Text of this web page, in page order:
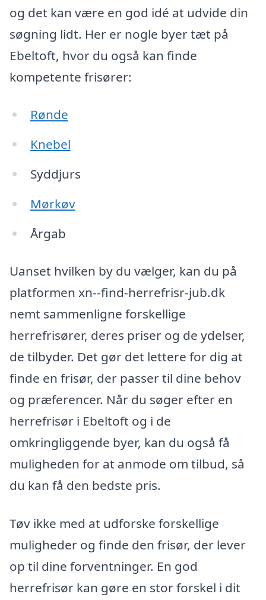
og det kan være en god idé at udvide din
søgning lidt. Her er nogle byer tæt på
Ebeltoft, hvor du også kan finde
kompetente frisører:
Rønde
Knebel
Syddjurs
Mørkøv
Årgab
Uanset hvilken by du vælger, kan du på
platformen xn--find-herrefrisr-jub.dk
nemt sammenligne forskellige
herrefrisører, deres priser og de ydelser,
de tilbyder. Det gør det lettere for dig at
finde en frisør, der passer til dine behov
og præferencer. Når du søger efter en
herrefrisør i Ebeltoft og i de
omkringliggende byer, kan du også få
muligheden for at anmode om tilbud, så
du kan få den bedste pris.
Tøv ikke med at udforske forskellige
muligheder og finde den frisør, der lever
op til dine forventninger. En god
herrefrisør kan gøre en stor forskel i dit